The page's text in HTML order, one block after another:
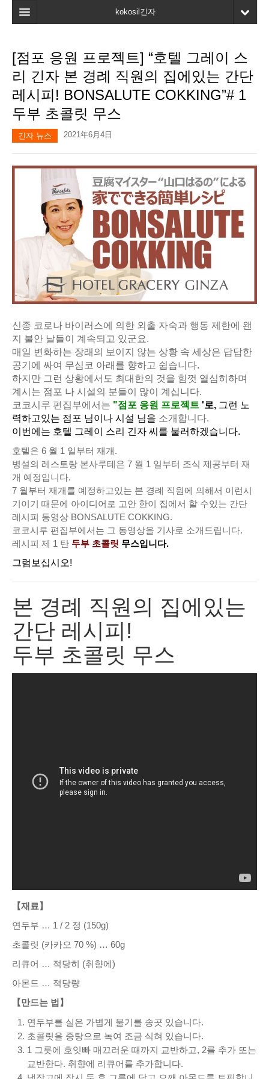
kokosil긴자
검색
최신정보
고객평가
마이페이지
[점포 응원 프로젝트] “호텔 그레이 스
리 긴자 본 경례 직원의 집에있는 간단
레시피! BONSALUTE COKKING”# 1
두부 초콜릿 무스
긴자 뉴스 2021年6月4日
신종 코로나 바이러스에 의한 외출 자숙과 행동 제한에 왠
지 불안 날들이 계속되고 있군요.
매일 변화하는 장래의 보이지 않는 상황 속 세상은 답답한
공기에 싸여 무심코 아래를 향하고 쉽습니다.
하지만 그런 상황에서도 최대한의 것을 힘껏 열심히하며
계시는 점포 나 시설의 분들이 많이 계십니다.
코코시루 편집부에서는 "점포 응원 프로젝트 '로, 그런 노
력하고있는 점포 님이나 시설 님을 소개합니다.
이번에는 호텔 그레이 스리 긴자 씨를 불러하겠습니다.
호텔은 6 월 1 일부터 재개.
병설의 레스토랑 본사루테은 7 월 1 일부터 조식 제공부터 재
개 예정입니다.
7 월부터 재개를 예정하고있는 본 경례 직원에 의해서 이런시
기이기 때문에 아이디어로 고안 한이 집에서 할 수있는 간단
레시피 동영상 BONSALUTE COKKING.
코코시루 편집부에서는 그 동영상을 기사로 소개드립니다.
레시피 제 1 탄 두부 초콜릿 무스입니다.
그럼보십시오!
본 경례 직원의 집에있는
간단 레시피!
두부 초콜릿 무스
【재료】
연두부 … 1 / 2 정 (150g)
초콜릿 (카카오 70 %) … 60g
리큐어 … 적당히 (취향에)
아몬드 … 적당량
【만드는 법】
연두부를 실온 가볍게 물기를 송곳 있습니다.
초콜릿을 중탕으로 녹여 조금 식혀 있습니다.
1 그릇에 호잇빠 매끄러운 때까지 교반하고, 2를 추가 또는
교반한다. 취향에 리큐어를 추가합니다.